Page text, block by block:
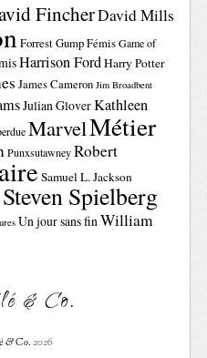
FincherDavid Mills
Forrest GumpFémis Game of
Harrison FordHarry Potter
James Cameron Jim Broadbent
Julian GloverKathleen
MarvelMétier
Punxsutawney Robert
Samuel L. Jackson
Steven Spielberg
Un jour sans finWilliam
& Co.
& Co.2026